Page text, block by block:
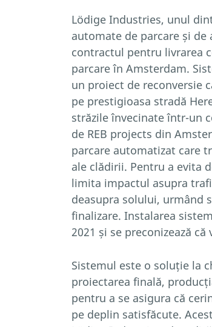
Lödige Industries, unul
automate de parcare și
contractul pentru livrarea
parcare în Amsterdam.
un proiect de reconversie
pe prestigioasa stradă
străzile învecinate într-un
de REB projects din
parcare automatizat care
ale clădirii. Pentru a evita
limita impactul asupra
deasupra solului, urmând
finalizare. Instalarea
2021 și se preconizează
Sistemul este o soluție la
proiectarea finală,
pentru a se asigura că
pe deplin satisfăcute.